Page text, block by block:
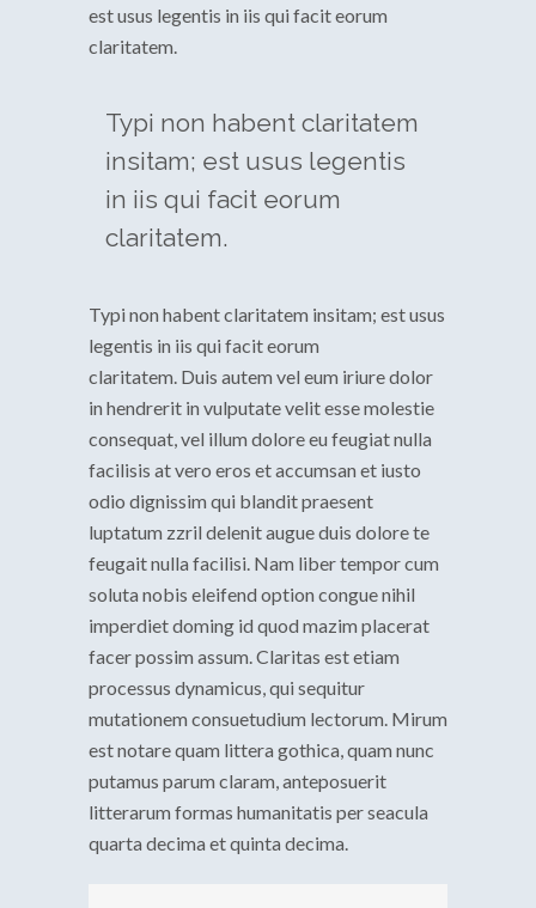
est usus legentis in iis qui facit eorum
claritatem.
Typi non habent claritatem
insitam; est usus legentis
in iis qui facit eorum
claritatem.
Typi non habent claritatem insitam; est usus
legentis in iis qui facit eorum
claritatem. Duis autem vel eum iriure dolor
in hendrerit in vulputate velit esse molestie
consequat, vel illum dolore eu feugiat nulla
facilisis at vero eros et accumsan et iusto
odio dignissim qui blandit praesent
luptatum zzril delenit augue duis dolore te
feugait nulla facilisi. Nam liber tempor cum
soluta nobis eleifend option congue nihil
imperdiet doming id quod mazim placerat
facer possim assum.Claritas est etiam
processus dynamicus, qui sequitur
mutationem consuetudium lectorum. Mirum
est notare quam littera gothica, quam nunc
putamus parum claram, anteposuerit
litterarum formas humanitatis per seacula
quarta decima et quinta decima.